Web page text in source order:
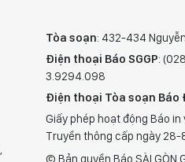
,
Tòa soạn: 432-434
Điện thoại Báo SGGP:
3.9294.098
Điện thoại Tòa soạn Báo
Giấy phép hoạt động Báo
Truyền thông cấp ngày 28-
© Bản quyền Báo SÀI GÒN